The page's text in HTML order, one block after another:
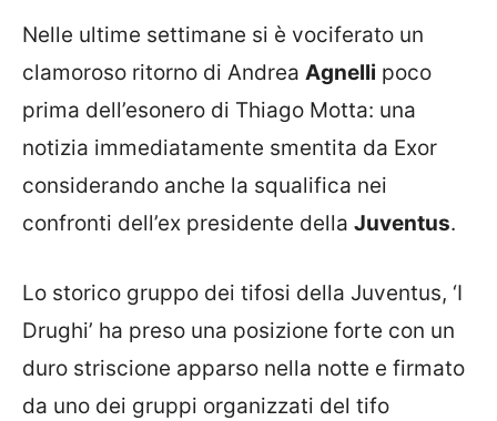
Nelle ultime settimane si è vociferato un
clamoroso ritorno di Andrea Agnelli poco
prima dell’esonero di Thiago Motta: una
notizia immediatamente smentita da Exor
considerando anche la squalifica nei
confronti dell’ex presidente della Juventus.
Lo storico gruppo dei tifosi della Juventus, ‘I
Drughi’ ha preso una posizione forte con un
duro striscione apparso nella notte e firmato
da uno dei gruppi organizzati del tifo